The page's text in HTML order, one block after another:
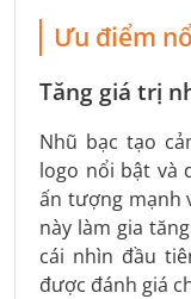
Ưu điểm
Tăng giá trị
Nhũ bạc tạo
logo nổi bật và
ấn tượng mạnh
này làm gia
cái nhìn đầu
được đánh giá